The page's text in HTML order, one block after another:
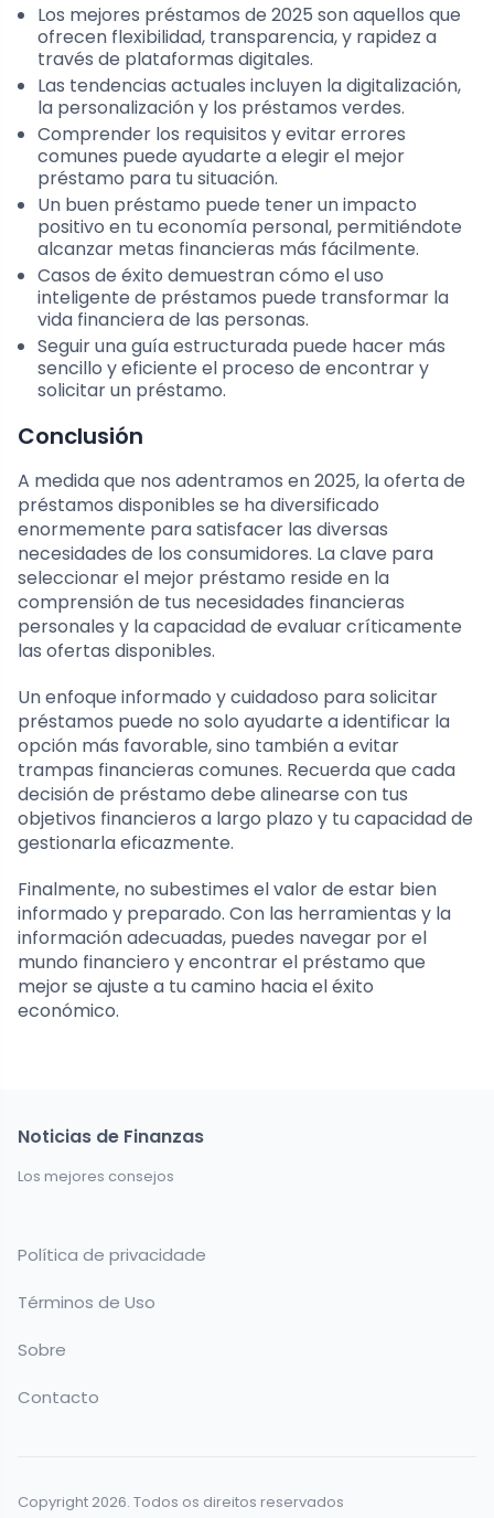
Los mejores préstamos de 2025 son aquellos que
ofrecen flexibilidad, transparencia, y rapidez a
través de plataformas digitales.
Las tendencias actuales incluyen la digitalización,
la personalización y los préstamos verdes.
Comprender los requisitos y evitar errores
comunes puede ayudarte a elegir el mejor
préstamo para tu situación.
Un buen préstamo puede tener un impacto
positivo en tu economía personal, permitiéndote
alcanzar metas financieras más fácilmente.
Casos de éxito demuestran cómo el uso
inteligente de préstamos puede transformar la
vida financiera de las personas.
Seguir una guía estructurada puede hacer más
sencillo y eficiente el proceso de encontrar y
solicitar un préstamo.
Conclusión
A medida que nos adentramos en 2025, la oferta de
préstamos disponibles se ha diversificado
enormemente para satisfacer las diversas
necesidades de los consumidores. La clave para
seleccionar el mejor préstamo reside en la
comprensión de tus necesidades financieras
personales y la capacidad de evaluar críticamente
las ofertas disponibles.
Un enfoque informado y cuidadoso para solicitar
préstamos puede no solo ayudarte a identificar la
opción más favorable, sino también a evitar
trampas financieras comunes. Recuerda que cada
decisión de préstamo debe alinearse con tus
objetivos financieros a largo plazo y tu capacidad de
gestionarla eficazmente.
Finalmente, no subestimes el valor de estar bien
informado y preparado. Con las herramientas y la
información adecuadas, puedes navegar por el
mundo financiero y encontrar el préstamo que
mejor se ajuste a tu camino hacia el éxito
económico.
Noticias de Finanzas
Los mejores consejos
Política de privacidade
Términos de Uso
Sobre
Contacto
Copyright 2026. Todos os direitos reservados